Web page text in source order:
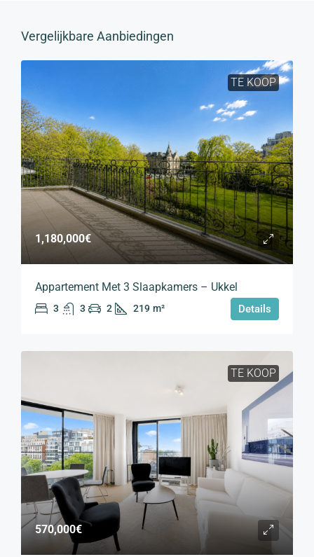
Vergelijkbare Aanbiedingen
TE KOOP
1,180,000€
Appartement Met 3 Slaapkamers – Ukkel
3 3 2 219 m² Details
TE KOOP
570,000€